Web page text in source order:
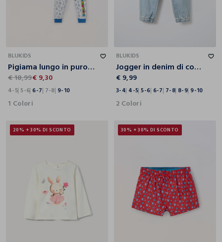
BLUKIDS
Pigiama lungo in puro cotone bambino Super Mario
€ 18,99€ 9,30
4-5 5-6 6-7 7-8 9-10
1 Colori
BLUKIDS
Jogger in denim di cotone misto viscosa Relaxed Fit bambino
€ 9,99
3-4 4-5 5-6 6-7 7-8 8-9 9-10
2 Colori
20% + 30% DI SCONTO 30% + 30% DI SCONTO